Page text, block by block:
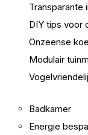
Transparante
DIY tips voor
Onzeense
Modulair
Badkamer
Energie